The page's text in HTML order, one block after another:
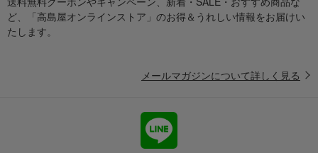
ど、「高島屋オンラインストア」のお得＆うれしい情報をお届けい
たします。
メールマガジンについて詳しく見る